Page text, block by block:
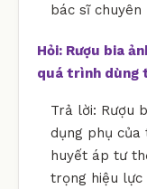
bác sĩ chuyên
Hỏi: Rượu bia
quá trình dùng
Trả lời: Rượu
dụng phụ của
huyết áp tư
trọng hiệu lực